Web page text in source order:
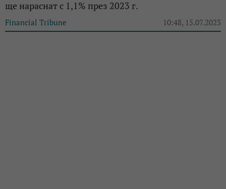
ще нараснат с 1,1% през 2023 г.
Financial Tribune 10:48, 15.07.2023